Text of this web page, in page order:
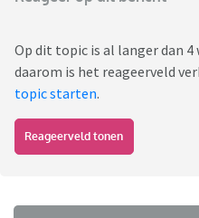
Op dit topic is al langer dan 4
daarom is het reageerveld
topic starten.
Reageerveld tonen